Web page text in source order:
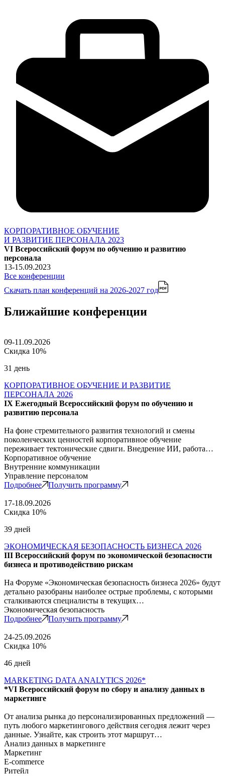
КОРПОРАТИВНОЕ ОБУЧЕНИЕ
И РАЗВИТИЕ ПЕРСОНАЛА 2023
VI Всероссийский форум по обучению и развитию
персонала
13-15.09.2023
Все конференции
Скачать план конференций на 2026-2027 год
Ближайшие конференции
09-11.09.2026
Скидка 10%
31 день
КОРПОРАТИВНОЕ ОБУЧЕНИЕ И РАЗВИТИЕ
ПЕРСОНАЛА 2026
IX Ежегодный Всероссийский форум по обучению и
развитию персонала
На фоне стремительного развития технологий и смены
поколенческих ценностей корпоративное обучение
переживает тектонические сдвиги. Внедрение ИИ, работа…
Корпоративное обучение
Внутренние коммуникации
Управление персоналом
Подробнее
Получить программу
17-18.09.2026
Скидка 10%
39 дней
ЭКОНОМИЧЕСКАЯ БЕЗОПАСНОСТЬ БИЗНЕСА 2026
III Всероссийский форум по экономической безопасности
бизнеса и противодействию рискам
На Форуме «Экономическая безопасность бизнеса 2026» будут
детально разобраны наиболее острые проблемы, с которыми
сталкиваются специалисты в текущих…
Экономическая безопасность
Подробнее
Получить программу
24-25.09.2026
Скидка 10%
46 дней
MARKETING DATA ANALYTICS 2026*
*VI Всероссийский форум по сбору и анализу данных в
маркетинге
От анализа рынка до персонализированных предложений —
путь любого маркетингового действия сегодня лежит через
данные. Узнайте, как строить этот маршрут…
Анализ данных в маркетинге
Маркетинг
E-commerce
Ритейл